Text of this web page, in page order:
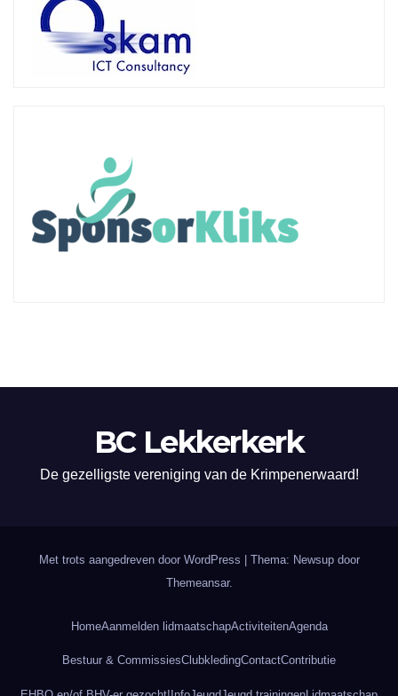
BC Lekkerkerk
De gezelligste vereniging van de Krimpenerwaard!
Met trots aangedreven door WordPress
Thema: Newsup door
Themeansar.
HomeAanmelden lidmaatschapActiviteitenAgenda
Bestuur & CommissiesClubkledingContactContributie